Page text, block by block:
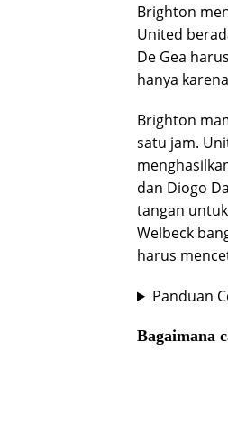
Brighton
United
De Gea
hanya
Brighton
satu jam.
dan Diogo
tangan
Welbeck
harus
Panduan
Bagaimana